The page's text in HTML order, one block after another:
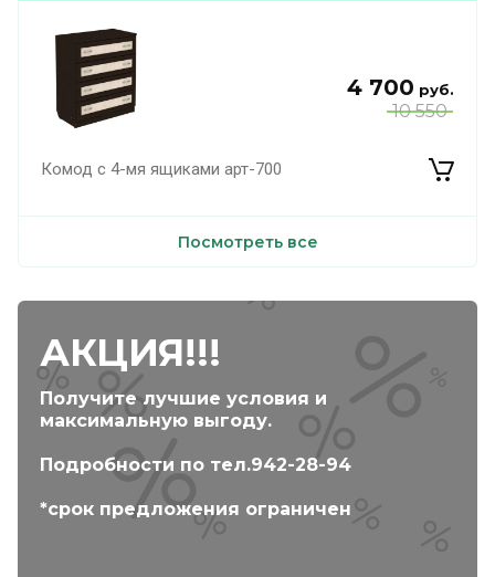
10 550
4 700 руб.
Комод с 4-мя ящиками арт-700
Посмотреть все
АКЦИЯ!!!
Получите лучшие условия и
максимальную выгоду.
Подробности по тел.942-28-94
*срок предложения ограничен